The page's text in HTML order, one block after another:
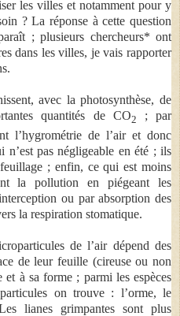
les villes et notamment pour y
? La réponse à cette question
; plusieurs chercheurs* ont
dans les villes, je vais rapporter
avec la photosynthèse, de
quantités de CO2 ; par
l’hygrométrie de l’air et donc
n’est pas négligeable en été ; ils
; enfin, ce qui est moins
la pollution en piégeant les
ou par absorption des
la respiration stomatique.
de l’air dépend des
de leur feuille (cireuse ou non
à sa forme ; parmi les espèces
on trouve : l’orme, le
lianes grimpantes sont plus